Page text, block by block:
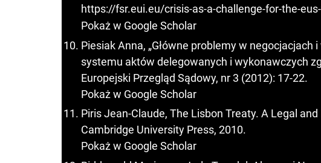
https://fsr.eui.eu/crisis-as-a-challenge-for-the-
Pokaż w Google Scholar
Piesiak Anna, „Główne problemy w
systemu aktów delegowanych i wykonawczych
Europejski Przegląd Sądowy, nr 3 (2012): 17-22.
Pokaż w Google Scholar
Piris Jean-Claude, The Lisbon Treaty. A Legal
Cambridge University Press, 2010.
Pokaż w Google Scholar